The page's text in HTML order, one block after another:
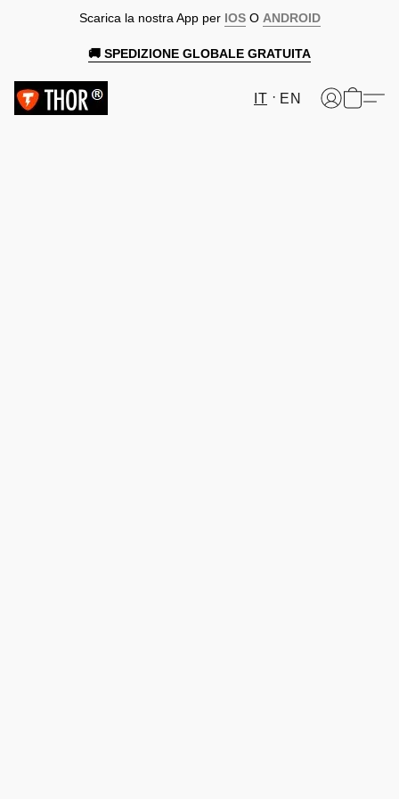
Scarica la nostra App per IOSO ANDROID
🚚 SPEDIZIONE GLOBALE GRATUITA
IT EN